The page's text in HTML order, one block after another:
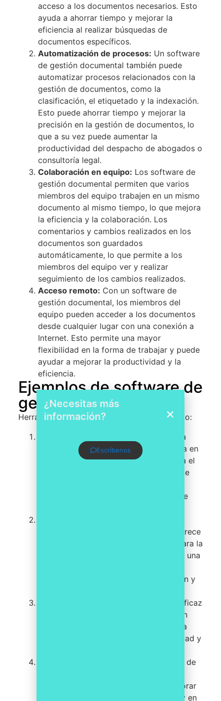
acceso a los documentos necesarios. Esto
ayuda a ahorrar tiempo y mejorar la
eficiencia al realizar búsquedas de
documentos específicos.
Automatización de procesos: Un software
de gestión documental también puede
automatizar procesos relacionados con la
gestión de documentos, como la
clasificación, el etiquetado y la indexación.
Esto puede ahorrar tiempo y mejorar la
precisión en la gestión de documentos, lo
que a su vez puede aumentar la
productividad del despacho de abogados o
consultoría legal.
Colaboración en equipo: Los software de
gestión documental permiten que varios
miembros del equipo trabajen en un mismo
documento al mismo tiempo, lo que mejora
la eficiencia y la colaboración. Los
comentarios y cambios realizados en los
documentos son guardados
automáticamente, lo que permite a los
miembros del equipo ver y realizar
seguimiento de los cambios realizados.
Acceso remoto: Con un software de
gestión documental, los miembros del
equipo pueden acceder a los documentos
desde cualquier lugar con una conexión a
Internet. Esto permite una mayor
flexibilidad en la forma de trabajar y puede
ayudar a mejorar la productividad y la
eficiencia.
Ejemplos de software de
gestión documental
Herramientas de gestión documental de pago:
es una
solución de gestión documental basada en
la nube, diseñada específicamente para el
sector legal. Ofrece una amplia gama de
documentos hasta la automatización de
gestión documental empresarial que ofrece
una amplia gama de funcionalidades para la
gestión de documentos legales. Ofrece una
gestión de documentos, la colaboración y
es una solución eficaz
para proteger y asegurar la información
confidencial de los clientes, gracias a la
implementación de medidas de seguridad y
es una plataforma de gestión de
usuarios almacenar, compartir y colaborar
en documentos desde cualquier lugar y en
¿Necesitas más
información?
Escríbenos